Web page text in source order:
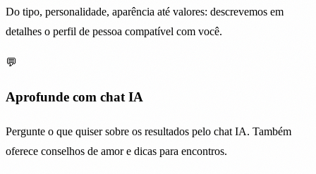
Do tipo, personalidade, aparência até valores: descrevemos em
detalhes o perfil de pessoa compatível com você.
💬
Aprofunde com chat IA
Pergunte o que quiser sobre os resultados pelo chat IA. Também
oferece conselhos de amor e dicas para encontros.